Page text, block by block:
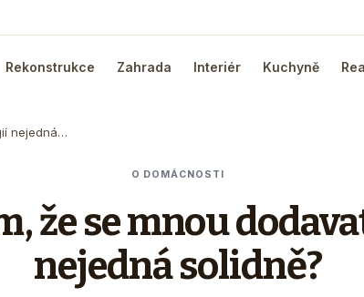
Rekonstrukce Zahrada Interiér Kuchyně
nejedná…
O DOMÁCNOSTI
že se mnou
nejedná solidně?